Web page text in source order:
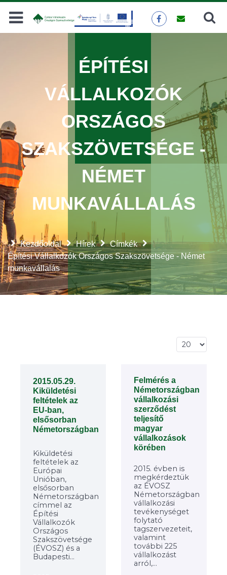
Keresés
Kezdőoldal Hírek
Címkék
Építési Vállalkozók Országos Szakszövetsége - Német
munkavállalás
ÉPÍTÉSI
VÁLLALKOZÓK
ORSZÁGOS
SZAKSZÖVETSÉGE -
NÉMET
MUNKAVÁLLALÁS
Tételek #
2015.05.29.
Kiküldetési
feltételek az
EU-ban,
elsősorban
Németországban
Kiküldetési
feltételek az
Európai
Unióban,
elsősorban
Németországban
címmel az
Építési
Vállalkozók
Országos
Szakszövetsége
(ÉVOSZ) és a
Budapesti...
Felmérés a
Németországban
vállalkozási
szerződést
teljesítő
magyar
vállalkozások
körében
2015. évben is
megkérdeztük
az ÉVOSZ
Németországban
vállalkozási
tevékenységet
folytató
tagszervezeteit,
valamint
további 225
vállalkozást
arról,...